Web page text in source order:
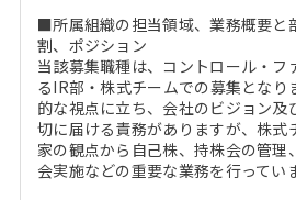
MBAを生かす求人特集
年齢と年収の相関図
MBA NETWORKING
■所属組織の担当領域、業務概要と
割、ポジション
当該募集職種は、コントロール・フ
るIR部・株式チームでの募集となり
的な視点に立ち、会社のビジョン及
切に届ける責務がありますが、株式
家の観点から自己株、持株会の管理
会実施などの重要な業務を行ってい